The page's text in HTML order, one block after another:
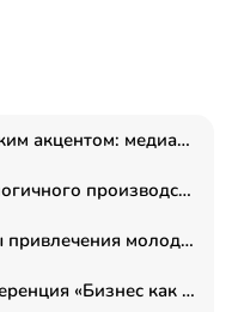
Коммуникации с древнегреческим акцентом: медиаменеджер и журналист Владимир Дергачев запустил коммуникационное агентство «Сократ 2.0»
От логистики до высокотехнологичного производства: как основатель “гагаринга” выстраивает экосистему безопасности и гражданских БПЛА
Эксперты обсудили механизмы привлечения молодых специалистов в промышленные города
Переговоры в рамке: как конференция «Бизнес как искусство» переформатирует деловой этикет в стенах ТПП РФ